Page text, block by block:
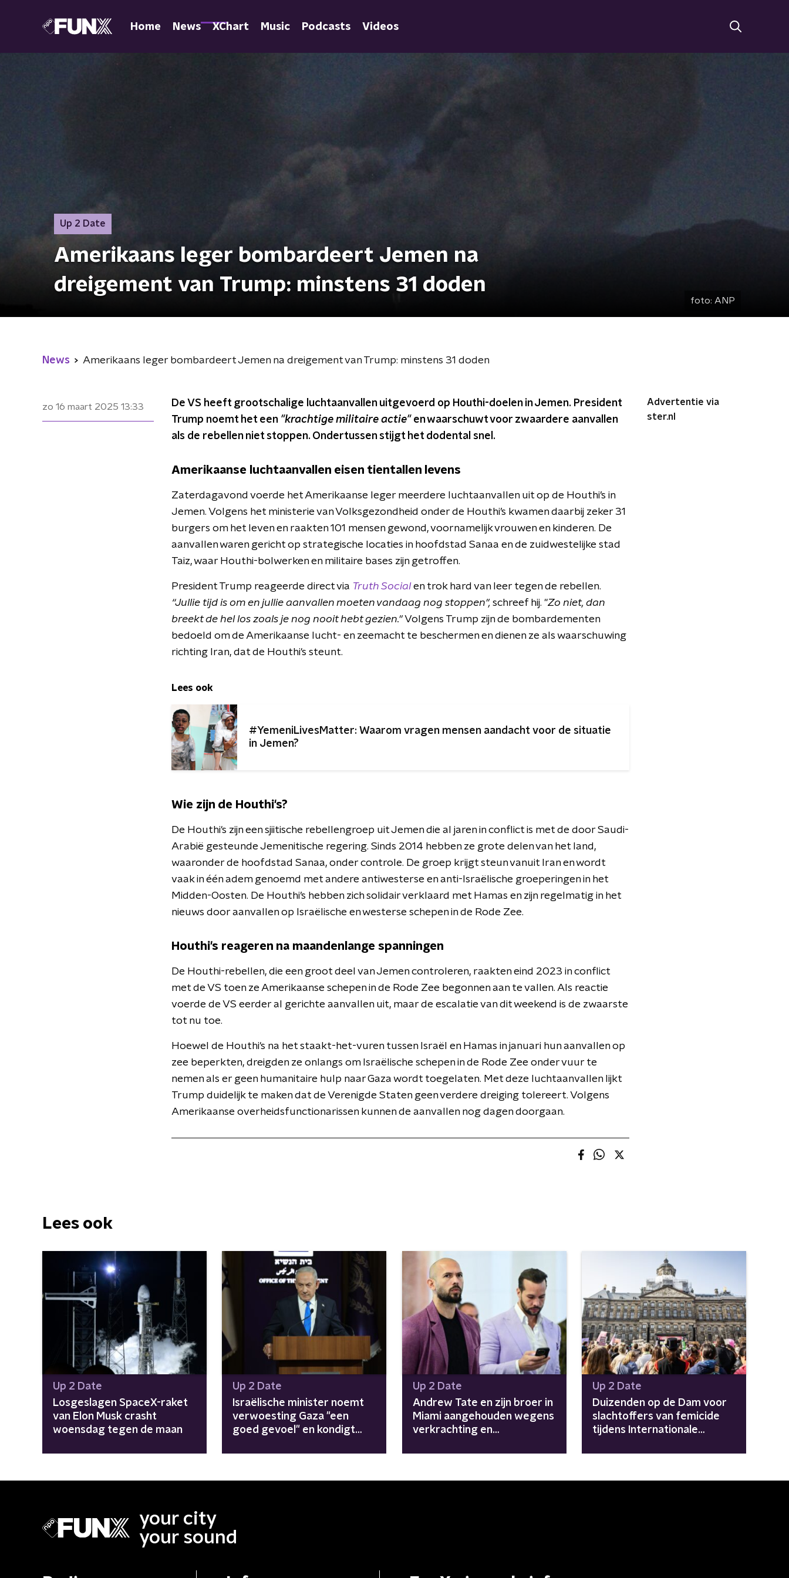
Home News XChart Music Podcasts Videos
Up 2 Date
Amerikaans leger bombardeert Jemen na
dreigement van Trump: minstens 31 doden
foto: ANP
News Amerikaans leger bombardeert Jemen na dreigement van Trump: minstens 31 doden
zo 16 maart 2025 13:33
De VS heeft grootschalige luchtaanvallen uitgevoerd op Houthi-doelen in Jemen. President
Trump noemt het een "krachtige militaire actie" en waarschuwt voor zwaardere aanvallen
als de rebellen niet stoppen. Ondertussen stijgt het dodental snel.
Amerikaanse luchtaanvallen eisen tientallen levens
Zaterdagavond voerde het Amerikaanse leger meerdere luchtaanvallen uit op de Houthi’s in
Jemen. Volgens het ministerie van Volksgezondheid onder de Houthi’s kwamen daarbij zeker 31
burgers om het leven en raakten 101 mensen gewond, voornamelijk vrouwen en kinderen. De
aanvallen waren gericht op strategische locaties in hoofdstad Sanaa en de zuidwestelijke stad
Taiz, waar Houthi-bolwerken en militaire bases zijn getroffen.
President Trump reageerde direct via Truth Socialen trok hard van leer tegen de rebellen.
“Jullie tijd is om en jullie aanvallen moeten vandaag nog stoppen", schreef hij. "Zo niet, dan
breekt de hel los zoals je nog nooit hebt gezien."Volgens Trump zijn de bombardementen
bedoeld om de Amerikaanse lucht- en zeemacht te beschermen en dienen ze als waarschuwing
richting Iran, dat de Houthi's steunt.
Lees ook
#YemeniLivesMatter: Waarom vragen mensen aandacht voor de situatie
in Jemen?
Wie zijn de Houthi's?
De Houthi's zijn een sjiitische rebellengroep uit Jemen die al jaren in conflict is met de door Saudi-
Arabië gesteunde Jemenitische regering. Sinds 2014 hebben ze grote delen van het land,
waaronder de hoofdstad Sanaa, onder controle. De groep krijgt steun vanuit Iran en wordt
vaak in één adem genoemd met andere antiwesterse en anti-Israëlische groeperingen in het
Midden-Oosten. De Houthi’s hebben zich solidair verklaard met Hamas en zijn regelmatig in het
nieuws door aanvallen op Israëlische en westerse schepen in de Rode Zee.
Houthi's reageren na maandenlange spanningen
De Houthi-rebellen, die een groot deel van Jemen controleren, raakten eind 2023 in conflict
met de VS toen ze Amerikaanse schepen in de Rode Zee begonnen aan te vallen. Als reactie
voerde de VS eerder al gerichte aanvallen uit, maar de escalatie van dit weekend is de zwaarste
tot nu toe.
Hoewel de Houthi's na het staakt-het-vuren tussen Israël en Hamas in januari hun aanvallen op
zee beperkten, dreigden ze onlangs om Israëlische schepen in de Rode Zee onder vuur te
nemen als er geen humanitaire hulp naar Gaza wordt toegelaten. Met deze luchtaanvallen lijkt
Trump duidelijk te maken dat de Verenigde Staten geen verdere dreiging tolereert. Volgens
Amerikaanse overheidsfunctionarissen kunnen de aanvallen nog dagen doorgaan.
Advertentie via
ster.nl
Lees ook
Up 2 Date
Losgeslagen SpaceX-raket
van Elon Musk crasht
woensdag tegen de maan
Up 2 Date
Israëlische minister noemt
verwoesting Gaza "een
goed gevoel" en kondigt
Up 2 Date
Andrew Tate en zijn broer in
Miami aangehouden wegens
verkrachting en
Up 2 Date
Duizenden op de Dam voor
slachtoffers van femicide
tijdens Internationale
your city
your sound